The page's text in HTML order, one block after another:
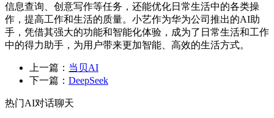
信息查询、创意写作等任务，还能优化日常生活中的各类操
作，提高工作和生活的质量。小艺作为华为公司推出的AI助
手，凭借其强大的功能和智能化体验，成为了日常生活和工作
中的得力助手，为用户带来更加智能、高效的生活方式。
上一篇： 当贝AI
下一篇： DeepSeek
热门AI对话聊天